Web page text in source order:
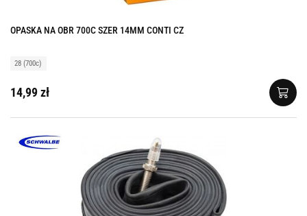
OPASKA NA OBR 700C SZER 14MM CONTI CZ
28 (700c)
14,99 zł